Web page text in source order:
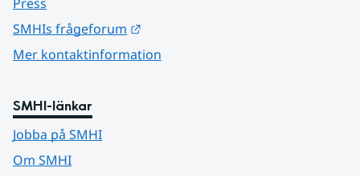
SMHIs frågeforum
Mer kontaktinformation
SMHI-länkar
Jobba på SMHI
Om SMHI